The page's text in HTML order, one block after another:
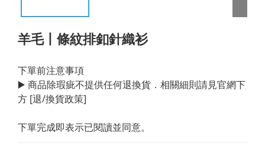
羊毛丨條紋排釦針織衫
下單前注意事項
▶️ 商品除瑕疵不提供任何退換貨．相關細則請見官網下
方 [退/換貨政策]
下單完成即表示已閱讀並同意。